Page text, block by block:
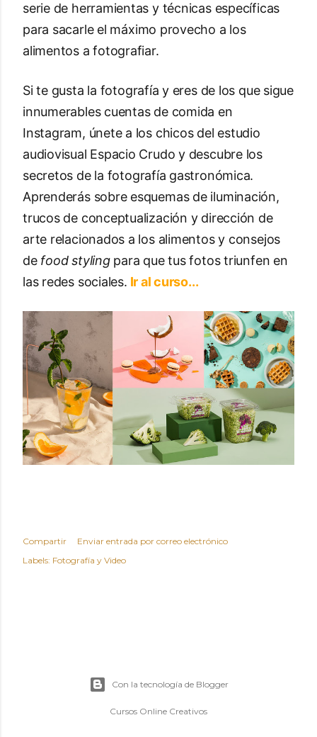
serie de herramientas y técnicas específicas
para sacarle el máximo provecho a los
alimentos a fotografiar.
Si te gusta la fotografía y eres de los que sigue
innumerables cuentas de comida en
Instagram, únete a los chicos del estudio
audiovisual Espacio Crudo y descubre los
secretos de la fotografía gastronómica.
Aprenderás sobre esquemas de iluminación,
trucos de conceptualización y dirección de
arte relacionados a los alimentos y consejos
de food stylingpara que tus fotos triunfen en
las redes sociales. Ir al curso...
Compartir
Enviar entrada por correo electrónico
Labels: Fotografía y Video
Con la tecnología de Blogger
Cursos Online Creativos